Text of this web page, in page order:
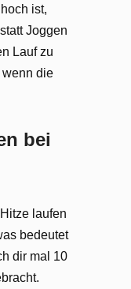
ist,
Joggen
Lauf zu
die
bei
laufen
bedeutet
dir mal 10